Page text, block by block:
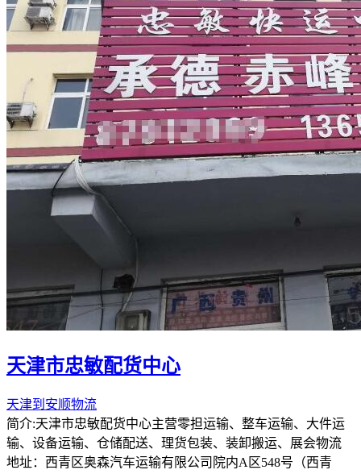
天津市忠敏配货中心
天津到安顺物流
简介:天津市忠敏配货中心主营零担运输、整车运输、大件运
输、设备运输、仓储配送、理货包装、装卸搬运、展会物流
地址：西青区奥森汽车运输有限公司院内A区548号（西青